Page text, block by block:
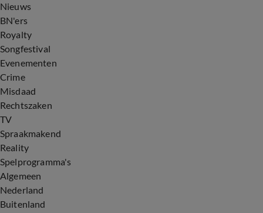
Nieuws
BN'ers
Royalty
Songfestival
Evenementen
Crime
Misdaad
Rechtszaken
TV
Spraakmakend
Reality
Spelprogramma's
Algemeen
Nederland
Buitenland